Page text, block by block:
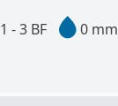
1 - 3 BF 0 mm